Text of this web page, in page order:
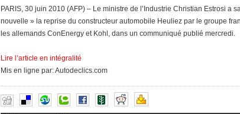
PARIS, 30 juin 2010 (AFP) – Le ministre de l’Industrie Christian Estrosi a
nouvelle » la reprise du constructeur automobile Heuliez par le groupe
les allemands ConEnergy et Kohl, dans un communiqué publié mercredi.
Lire l’article en intégralité
Mis en ligne par: Autodeclics.com